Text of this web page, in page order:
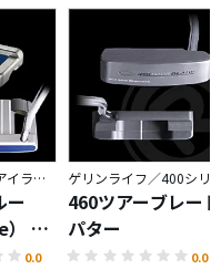
ゲリンライフ／アイランドシリーズ
ー
） パ
0.0
460ツアーブレード
パター
0.0